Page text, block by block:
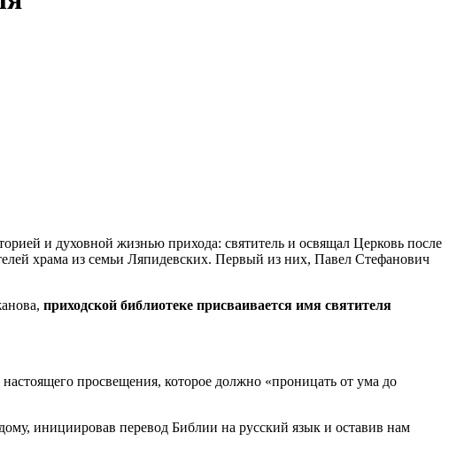
и духовной жизнью прихода: святитель и освящал Церковь после
храма из семьи Ляпидевских. Первый из них, Павел Стефанович
приходской библиотеке присваивается имя святителя
просвещения, которое должно «проницать от ума до
инициировав перевод Библии на русский язык и оставив нам